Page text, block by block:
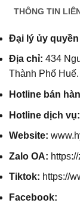
THÔNG TIN
Đại lý ủy
Địa chỉ: 434
Thành Phố Huế.
Hotline bán
Hotline dịch vụ:
Website:
Zalo OA:
Tiktok: https://
Facebook: